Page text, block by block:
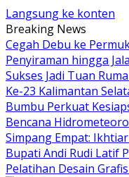
Langsung ke konten
Breaking News
Cegah Debu ke
Penyiraman hingga
Sukses Jadi Tuan
Ke-23 Kalimantan
Bumbu Perkuat
Bencana
Simpang Empat:
Bupati Andi Rudi Latif
Pelatihan Desain